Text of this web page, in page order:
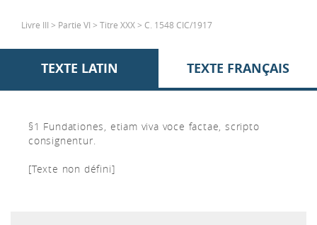
Livre III > Partie VI > Titre XXX > C. 1548 CIC/1917
TEXTE LATIN TEXTE FRANÇAIS
§1 Fundationes, etiam viva voce factae, scripto
consignentur.
[Texte non défini]